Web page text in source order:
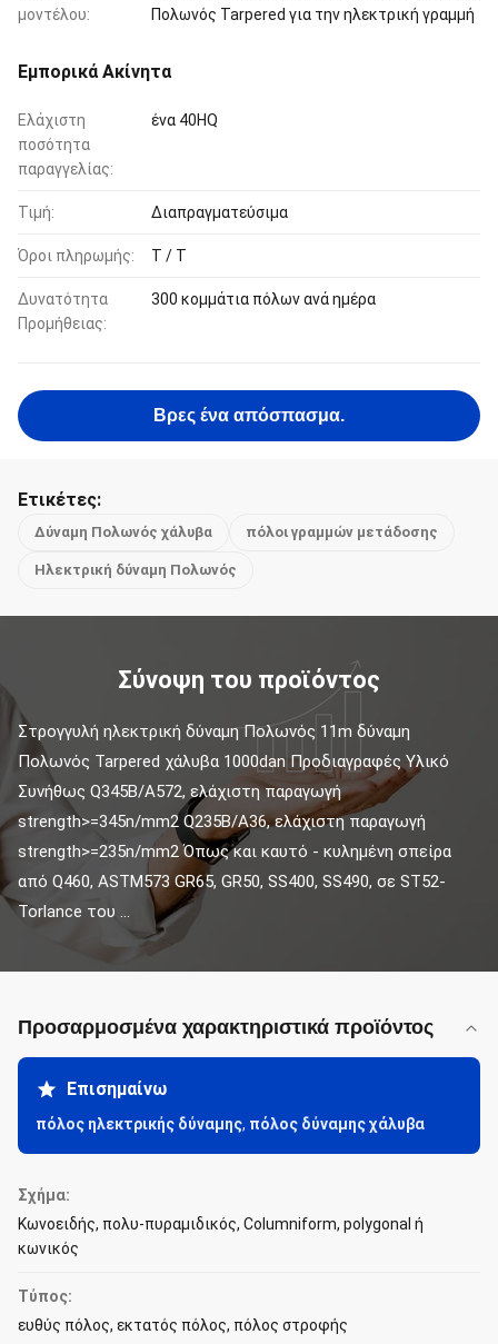
μοντέλου:
Πολωνός Tarpered για την ηλεκτρική γραμμή
Εμπορικά Ακίνητα
Ελάχιστη
ποσότητα
παραγγελίας:
ένα 40HQ
Τιμή: Διαπραγματεύσιμα
Όροι πληρωμής: T / T
Δυνατότητα
Προμήθειας:
300 κομμάτια πόλων ανά ημέρα
Βρες ένα απόσπασμα.
Ετικέτες:
Δύναμη Πολωνός χάλυβα πόλοι γραμμών μετάδοσης
Ηλεκτρική δύναμη Πολωνός
Σύνοψη του προϊόντος
Στρογγυλή ηλεκτρική δύναμη Πολωνός 11m δύναμη
Πολωνός Tarpered χάλυβα 1000dan Προδιαγραφές Υλικό
Συνήθως Q345B/A572, ελάχιστη παραγωγή
strength>=345n/mm2 Q235B/A36, ελάχιστη παραγωγή
strength>=235n/mm2 Όπως και καυτό - κυλημένη σπείρα
από Q460, ASTM573 GR65, GR50, SS400, SS490, σε ST52-
Torlance του ...
Προσαρμοσμένα χαρακτηριστικά προϊόντος
Επισημαίνω
πόλος ηλεκτρικής δύναμης, πόλος δύναμης χάλυβα
Σχήμα:
Κωνοειδής, πολυ-πυραμιδικός, Columniform, polygonal ή
κωνικός
Τύπος:
ευθύς πόλος, εκτατός πόλος, πόλος στροφής